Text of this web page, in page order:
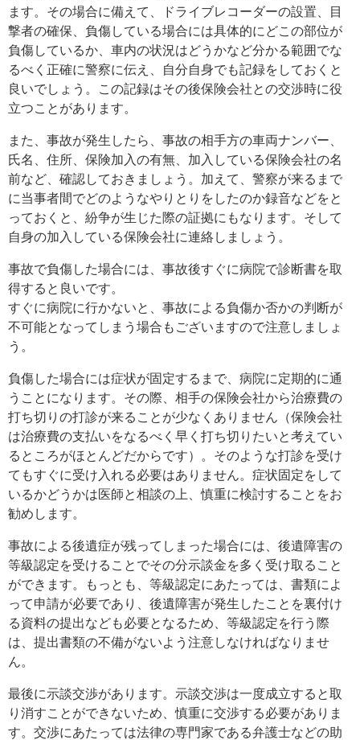
ます。その場合に備えて、ドライブレコーダーの設置、目
撃者の確保、負傷している場合には具体的にどこの部位が
負傷しているか、車内の状況はどうかなど分かる範囲でな
るべく正確に警察に伝え、自分自身でも記録をしておくと
良いでしょう。この記録はその後保険会社との交渉時に役
立つことがあります。
また、事故が発生したら、事故の相手方の車両ナンバー、
氏名、住所、保険加入の有無、加入している保険会社の名
前など、確認しておきましょう。加えて、警察が来るまで
に当事者間でどのようなやりとりをしたのか録音などをと
っておくと、紛争が生じた際の証拠にもなります。そして
自身の加入している保険会社に連絡しましょう。
事故で負傷した場合には、事故後すぐに病院で診断書を取
得すると良いです。
すぐに病院に行かないと、事故による負傷か否かの判断が
不可能となってしまう場合もございますので注意しましょ
う。
負傷した場合には症状が固定するまで、病院に定期的に通
うことになります。その際、相手の保険会社から治療費の
打ち切りの打診が来ることが少なくありません（保険会社
は治療費の支払いをなるべく早く打ち切りたいと考えてい
るところがほとんどだからです）。そのような打診を受け
てもすぐに受け入れる必要はありません。症状固定をして
いるかどうかは医師と相談の上、慎重に検討することをお
勧めします。
事故による後遺症が残ってしまった場合には、後遺障害の
等級認定を受けることでその分示談金を多く受け取ること
ができます。もっとも、等級認定にあたっては、書類によ
って申請が必要であり、後遺障害が発生したことを裏付け
る資料の提出なども必要となるため、等級認定を行う際
は、提出書類の不備がないよう注意しなければなりませ
ん。
最後に示談交渉があります。示談交渉は一度成立すると取
り消すことができないため、慎重に交渉する必要がありま
す。交渉にあたっては法律の専門家である弁護士などの助